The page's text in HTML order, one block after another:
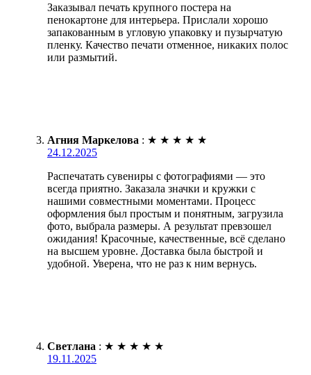
Заказывал печать крупного постера на
пенокартоне для интерьера. Прислали хорошо
запакованным в угловую упаковку и пузырчатую
пленку. Качество печати отменное, никаких полос
или размытий.
Агния Маркелова : ★ ★ ★ ★ ★
24.12.2025
Распечатать сувениры с фотографиями — это
всегда приятно. Заказала значки и кружки с
нашими совместными моментами. Процесс
оформления был простым и понятным, загрузила
фото, выбрала размеры. А результат превзошел
ожидания! Красочные, качественные, всё сделано
на высшем уровне. Доставка была быстрой и
удобной. Уверена, что не раз к ним вернусь.
Светлана : ★ ★ ★ ★ ★
19.11.2025